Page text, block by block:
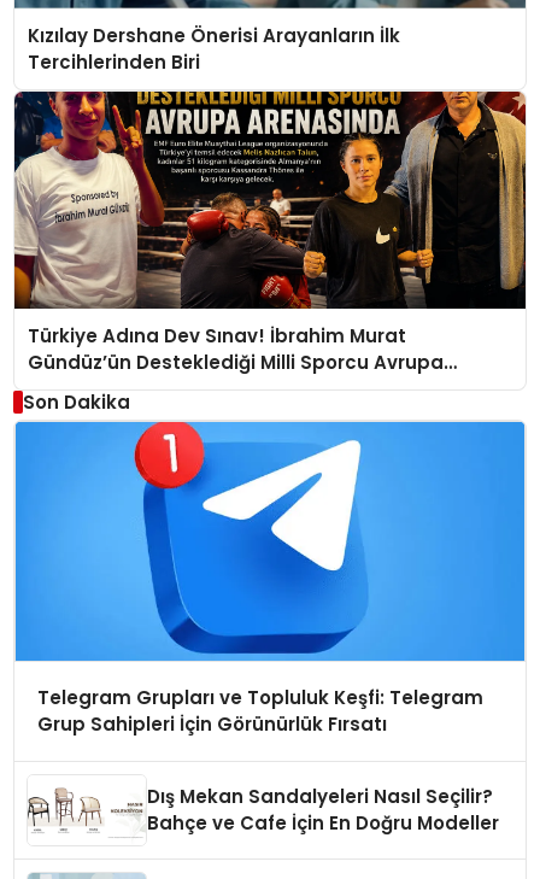
Kızılay Dershane Önerisi Arayanların İlk
Tercihlerinden Biri
Türkiye Adına Dev Sınav! İbrahim Murat
Gündüz’ün Desteklediği Milli Sporcu Avrupa
Arenasında
Son Dakika
Telegram Grupları ve Topluluk Keşfi: Telegram
Grup Sahipleri İçin Görünürlük Fırsatı
Dış Mekan Sandalyeleri Nasıl Seçilir?
Bahçe ve Cafe İçin En Doğru Modeller